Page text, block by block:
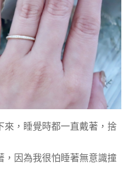
來，睡覺時都一直戴著，捨
，因為我很怕睡著無意識撞